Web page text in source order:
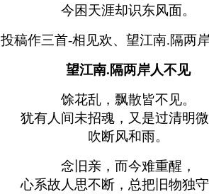
今困天涯却识东风面。
望江南.隔两岸人不见
馀花乱，飘散皆不见。
犹有人间未招魂，又是过清明微
吹断风和雨。
念旧亲，而今难重醒，
心系故人思不断，总把旧物独守